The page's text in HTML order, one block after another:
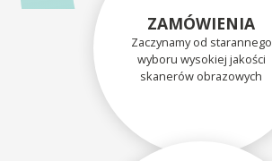
ZAMÓWIENIA
Zaczynamy od starannego
wyboru wysokiej jakości
skanerów obrazowych